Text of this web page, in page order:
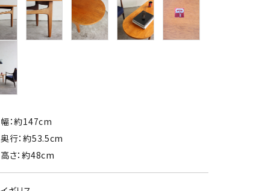
幅：約147cm
奥行：約53.5cm
高さ：約48cm